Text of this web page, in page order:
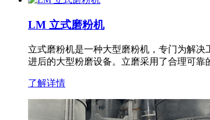
LM 立式磨粉机
立式磨粉机是一种大型磨粉机，专门为解
进后的大型粉磨设备。立磨采用了合理可
了解详情